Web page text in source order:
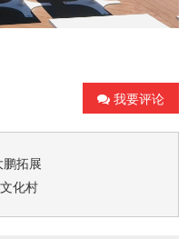
我要评论
拓展
化村